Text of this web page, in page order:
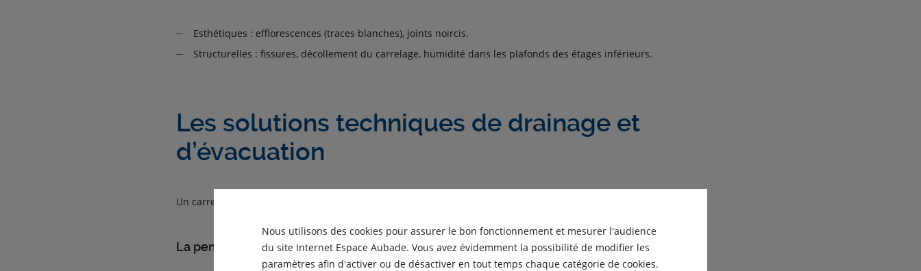
Esthétiques : efflorescences (traces blanches), joints noircis.
Structurelles : fissures, décollement du carrelage, humidité dans les plafonds des étages inférieurs.
Les solutions techniques de drainage et
d’évacuation
Un carrelage de balcon durable repose sur trois éléments clés : la pente, l’étanchéité et les joints.
La pente : le fondement du drainage
Nous utilisons des cookies pour assurer le bon fonctionnement et mesurer l'audience
du site Internet Espace Aubade. Vous avez évidemment la possibilité de modifier les
paramètres afin d'activer ou de désactiver en tout temps chaque catégorie de cookies.